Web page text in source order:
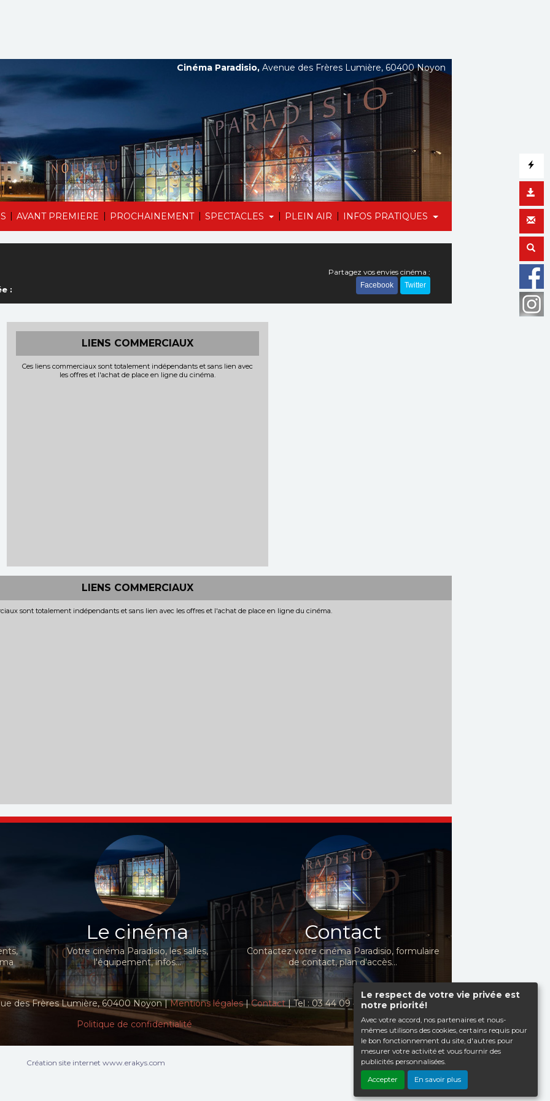
Le respect de votre vie privée est
notre priorité!
Avec votre accord, nos partenaires et nous-
mêmes utilisons des cookies, certains requis pour
le bon fonctionnement du site, d'autres pour
mesurer votre activité et vous fournir des
publicités personnalisées.
Accepter En savoir plus
| AVANT PREMIERE | PROCHAINEMENT | SPECTACLES | PLEIN AIR | INFOS PRATIQUES
Cinéma Paradisio, Avenue des Frères Lumière, 60400 Noyon
:
Partagez vos envies cinéma :
Facebook Twitter
LIENS COMMERCIAUX
Ces liens commerciaux sont totalement indépendants et sans lien avec
les offres et l'achat de place en ligne du cinéma.
LIENS COMMERCIAUX
sont totalement indépendants et sans lien avec les offres et l'achat de place en ligne du cinéma.
Le cinéma
Votre cinéma Paradisio, les salles,
l'équipement, infos...
Contact
Contactez votre cinéma Paradisio, formulaire
de contact, plan d'accès...
des Frères Lumière, 60400 Noyon |Mentions légales|Contact| Tel : 03 44 09 41 98
Politique de confidentialité
Haut de page
Création site internet www.erakys.com